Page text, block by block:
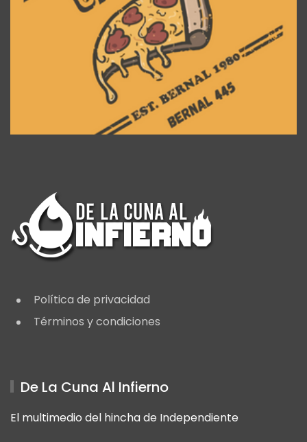
Política de privacidad
Términos y condiciones
De La Cuna Al Infierno
El multimedio del hincha de Independiente